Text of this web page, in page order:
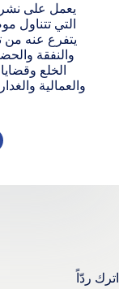
يعمل على نشر
التي تتناول
يتفرع عنه
والنفقة
الخلع
والعمالية
اترك ردّاً